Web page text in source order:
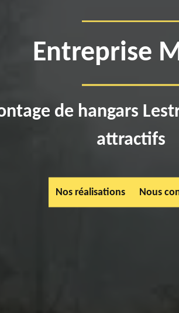
Entreprise
de hangars
attractifs
Nos réalisations Nous